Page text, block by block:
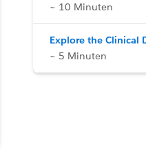
~ 10 Minuten
Explore the Clinical
~ 5 Minuten